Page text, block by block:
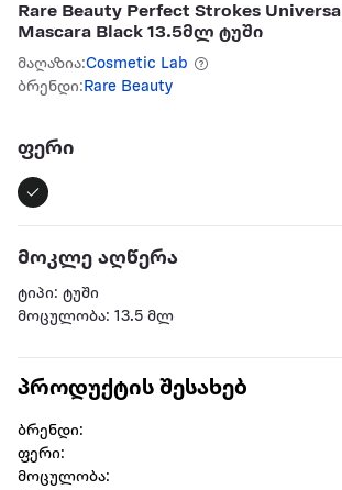
Rare Beauty Perfect Strokes
Mascara Black 13.5მლ ტუში
მაღაზია:Cosmetic Lab
ბრენდი: Rare Beauty
ფერი
მოკლე აღწერა
ტიპი: ტუში
მოცულობა: 13.5 მლ
პროდუქტის შესახებ
ბრენდი:
ფერი:
მოცულობა: